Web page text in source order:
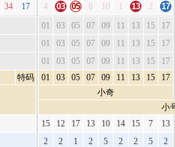
34 17 4 03 05 6 10 1 13 2
17
01 03 05 07 09 11 13 15
17
01 03 05 07 09 11 13 15
17
01 03 05 07 09 11 13 15 17
特码 01 03 05 07 09 11 13 15 17
小奇
小
15 12 17 13 10 14 15 7
13
2 2 1 2 5 2 2 5
2